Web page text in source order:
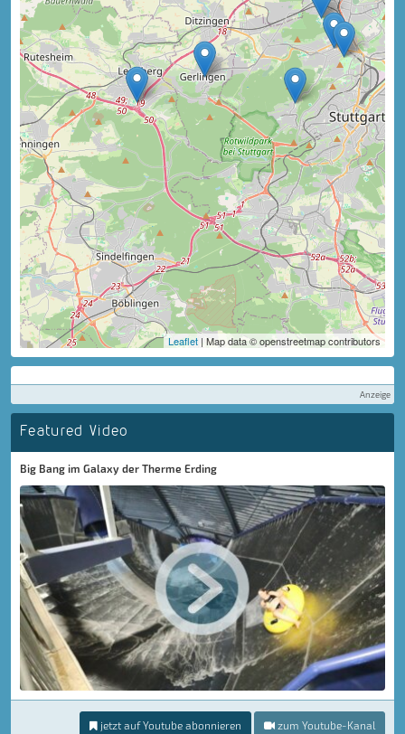
Leaflet | Map data © openstreetmap contributors
Anzeige
Featured Video
Big Bang im Galaxy der Therme Erding
jetzt auf Youtube abonnieren zum Youtube-Kanal